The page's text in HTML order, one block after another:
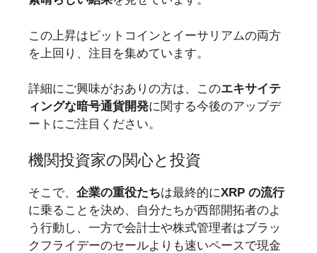
この上昇はビットコインとイーサリアムの両方
を上回り、注目を集めています。
詳細にご興味がおありの方は、このエキサイテ
ィングな暗号通貨開発に関する今後のアップデ
ートにご注目ください。
機関投資家の関心と投資
そこで、 企業の重役たちは最終的にXRP の流行
に乗ることを決め、自分たちが西部開拓者のよ
う行動し、一方で会計士や株式管理者はブラッ
クフライデーのセールよりも速いペースで現金